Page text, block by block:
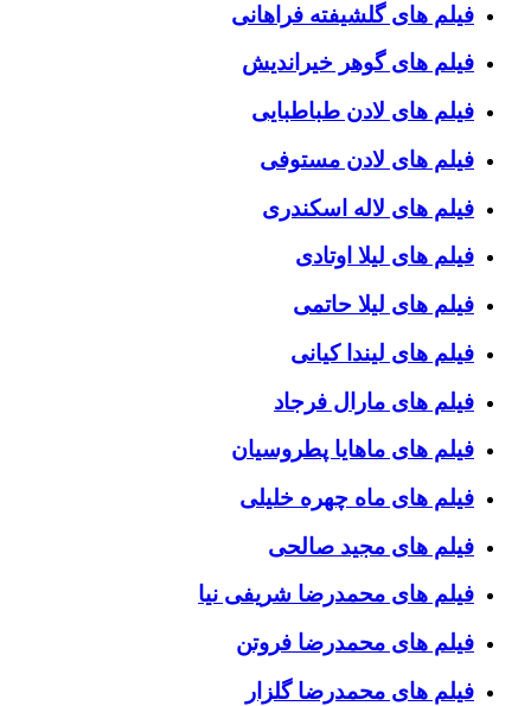
فیلم های گلشیفته فراهانی
فیلم های گوهر خیراندیش
فیلم های لادن طباطبایی
فیلم های لادن مستوفی
فیلم های لاله اسکندری
فیلم های لیلا اوتادی
فیلم های لیلا حاتمی
فیلم های لیندا کیانی
فیلم های مارال فرجاد
فیلم های ماهایا پطروسیان
فیلم های ماه چهره خلیلی
فیلم های مجید صالحی
فیلم های محمدرضا شریفی نیا
فیلم های محمدرضا فروتن
فیلم های محمدرضا گلزار